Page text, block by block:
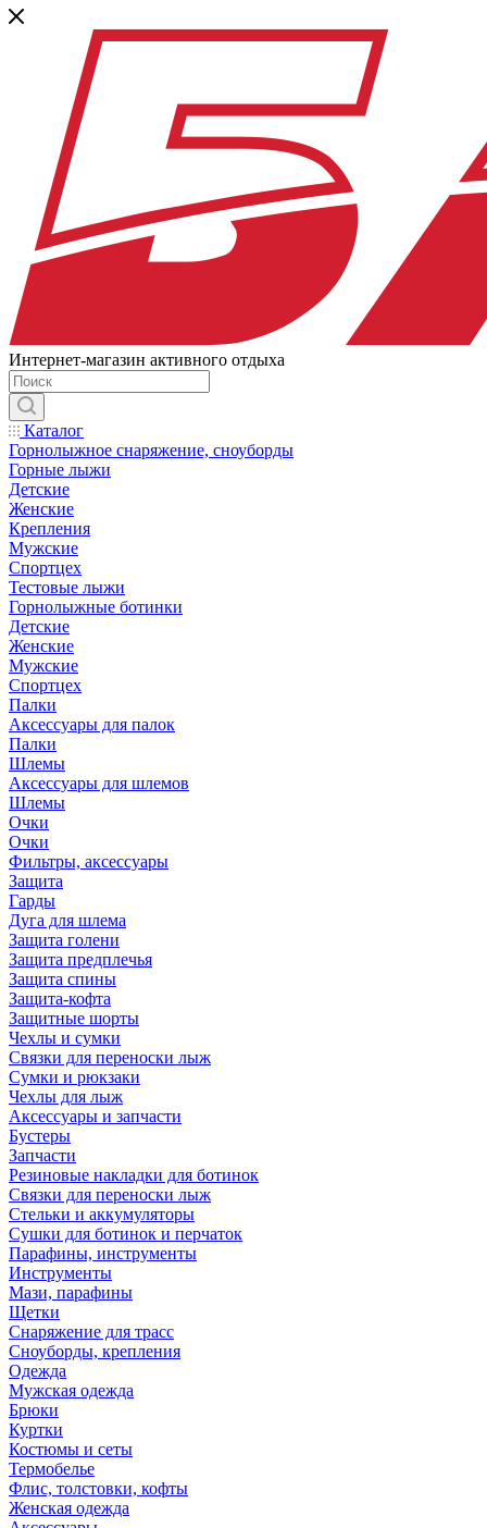
Интернет-магазин активного отдыха
Каталог
Горнолыжное снаряжение, сноуборды
Горные лыжи
Детские
Женские
Крепления
Мужские
Спортцех
Тестовые лыжи
Горнолыжные ботинки
Детские
Женские
Мужские
Спортцех
Палки
Аксессуары для палок
Палки
Шлемы
Аксессуары для шлемов
Шлемы
Очки
Очки
Фильтры, аксессуары
Защита
Гарды
Дуга для шлема
Защита голени
Защита предплечья
Защита спины
Защита-кофта
Защитные шорты
Чехлы и сумки
Связки для переноски лыж
Сумки и рюкзаки
Чехлы для лыж
Аксессуары и запчасти
Бустеры
Запчасти
Резиновые накладки для ботинок
Связки для переноски лыж
Стельки и аккумуляторы
Сушки для ботинок и перчаток
Парафины, инструменты
Инструменты
Мази, парафины
Щетки
Снаряжение для трасс
Сноуборды, крепления
Одежда
Мужская одежда
Брюки
Куртки
Костюмы и сеты
Термобелье
Флис, толстовки, кофты
Женская одежда